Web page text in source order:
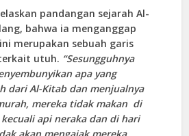
pandangan sejarah Al-
bahwa ia menganggap
merupakan sebuah garis
utuh. “Sesungguhnya
apa yang
dari Al-Kitab dan menjualnya
mereka tidak makan di
api neraka dan di hari